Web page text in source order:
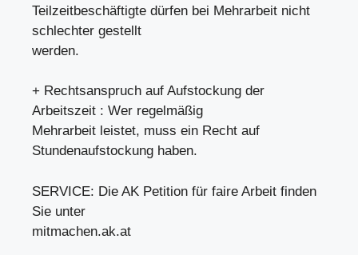
Teilzeitbeschäftigte dürfen bei Mehrarbeit nicht
schlechter gestellt
werden.
+ Rechtsanspruch auf Aufstockung der
Arbeitszeit : Wer regelmäßig
Mehrarbeit leistet, muss ein Recht auf
Stundenaufstockung haben.
SERVICE: Die AK Petition für faire Arbeit finden
Sie unter
mitmachen.ak.at